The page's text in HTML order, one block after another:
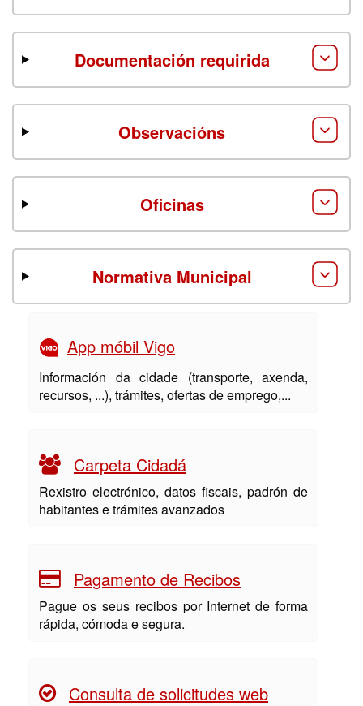
Documentación requirida
Observacións
Oficinas
Normativa Municipal
App móbil Vigo
Información da cidade (transporte, axenda,
recursos, ...), trámites, ofertas de emprego,...
Carpeta Cidadá
Rexistro electrónico, datos fiscais, padrón de
habitantes e trámites avanzados
Pagamento de Recibos
Pague os seus recibos por Internet de forma
rápida, cómoda e segura.
Consulta de solicitudes web